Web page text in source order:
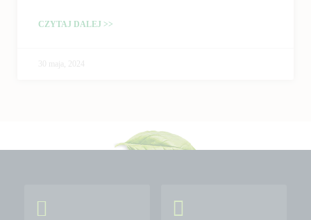
CZYTAJ DALEJ >>
30 maja, 2024